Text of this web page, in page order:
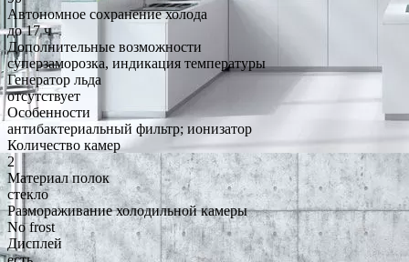
Автономное сохранение холода
до 17 ч
Дополнительные возможности
суперзаморозка, индикация температуры
Генератор льда
отсутствует
Особенности
антибактериальный фильтр; ионизатор
Количество камер
2
Материал полок
стекло
Размораживание холодильной камеры
No frost
Дисплей